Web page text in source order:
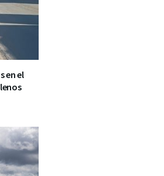
en el